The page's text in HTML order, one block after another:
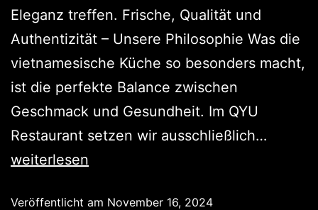
Eleganz treffen. Frische, Qualität und
Authentizität – Unsere Philosophie Was die
vietnamesische Küche so besonders macht,
ist die perfekte Balance zwischen
Geschmack und Gesundheit. Im QYU
Restaurant setzen wir ausschließlich…
weiterlesen
Veröffentlicht am November 16, 2024